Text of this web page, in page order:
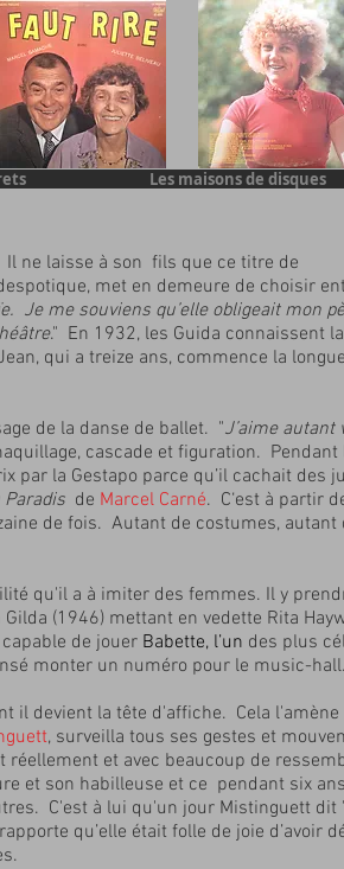
Les maisons de disques
Il ne laisse à son fils que ce titre de
met en demeure de choisir
Je me souviens qu’elle obligeait mon
." En 1932, les Guida connaissent
qui a treize ans, commence la
de la danse de ballet. "J’aime autant
cascade et figuration. Pendant
par la Gestapo parce qu’il cachait des
de Marcel Carné. C‘est à partir
de fois. Autant de costumes, autant
qu'il a à imiter des femmes. Il y
(1946) mettant en vedette Rita
de jouer Babette, l’un des plus
monter un numéro pour le music-hall.
il devient la tête d'affiche. Cela
, surveilla tous ses gestes et
et avec beaucoup de
et son habilleuse et ce pendant six
C'est à lui qu'un jour Mistinguett dit
qu’elle était folle de joie d’avoir